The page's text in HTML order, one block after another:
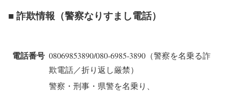
■ 詐欺情報（警察なりすまし電話）
電話番号 08069853890/080-6985-3890（警察を名乗る詐
欺電話／折り返し厳禁）
警察・刑事・県警を名乗り、